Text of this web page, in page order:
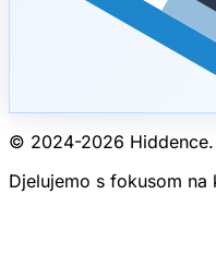
© 2024-2026 Hiddence.
Djelujemo s fokusom